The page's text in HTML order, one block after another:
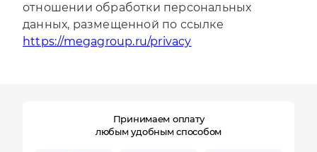
отношении обработки персональных
данных, размещенной по ссылке
https://megagroup.ru/privacy
Принимаем оплату
любым удобным способом